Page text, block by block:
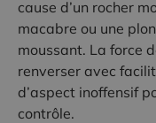
cause d’un rocher
macabre ou une
moussant. La force
renverser avec
d’aspect inoffensif
contrôle.